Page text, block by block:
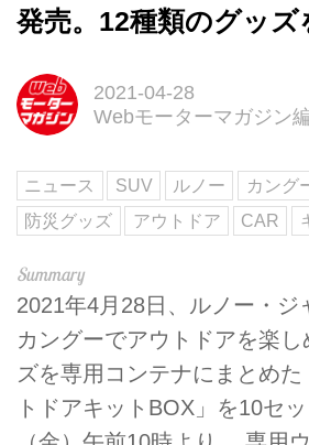
発売。12種類のグッズ
2021-04-28
Webモーターマガジン
ニュース SUV ルノー カング
防災グッズ
アウトドア CAR
2021年4月28日、ルノー・ジ
カングーでアウトドアを楽し
ズを専用コンテナにまとめ
トドアキットBOX」を10セ